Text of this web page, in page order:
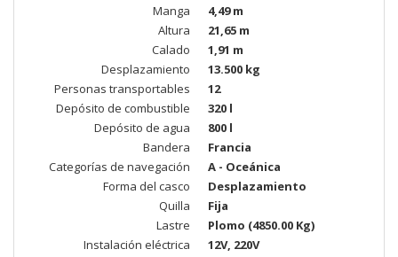
Manga
4,49 m
Altura
21,65 m
Calado
1,91 m
Desplazamiento
13.500 kg
Personas transportables
12
Depósito de combustible
320 l
Depósito de agua
800 l
Bandera
Francia
Categorías de navegación
A - Oceánica
Forma del casco
Desplazamiento
Quilla
Fija
Lastre
Plomo (4850.00 Kg)
Instalación eléctrica
12V, 220V